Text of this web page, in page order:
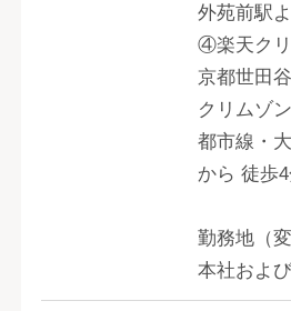
外苑前駅
④楽天ク
京都世田
クリムゾ
都市線・
から 徒歩4
勤務地（
本社およ